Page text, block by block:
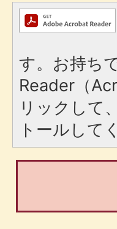
す。お持ち
Reader（
リックして
トールして